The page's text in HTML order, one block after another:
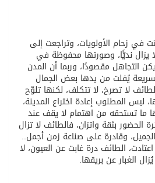
في زحام الأولويات، وتراجعت إلى
نديًّا، وصورتها محفوظة في
التجاهل مقصودًا، وربما أن المدن
يُفلت من يدها بعض الجمال
لا تصرخ، لا تتكلف، لكنها تلوّح
ليس المطلوب إعادة اختراع المدينة،
ما تستحقه من اهتمام لا يقف عند
الحضور بثقة واتزان، فالطائف لا تزال
وقادرة على صناعة زمن أجمل..
الطائف درة غابت عن العيون، لا
الغبار عن بريقها.